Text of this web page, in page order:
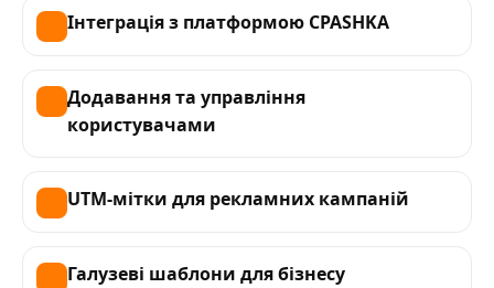
Інтеграція з платформою CPASHKA
Додавання та управління
користувачами
UTM-мітки для рекламних кампаній
Галузеві шаблони для бізнесу